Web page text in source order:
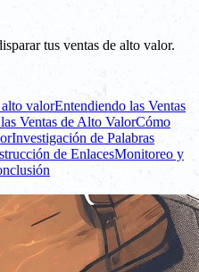
tus ventas de alto valor.
valorEntendiendo las Ventas
Ventas de Alto ValorCómo
Investigación de Palabras
de EnlacesMonitoreo y